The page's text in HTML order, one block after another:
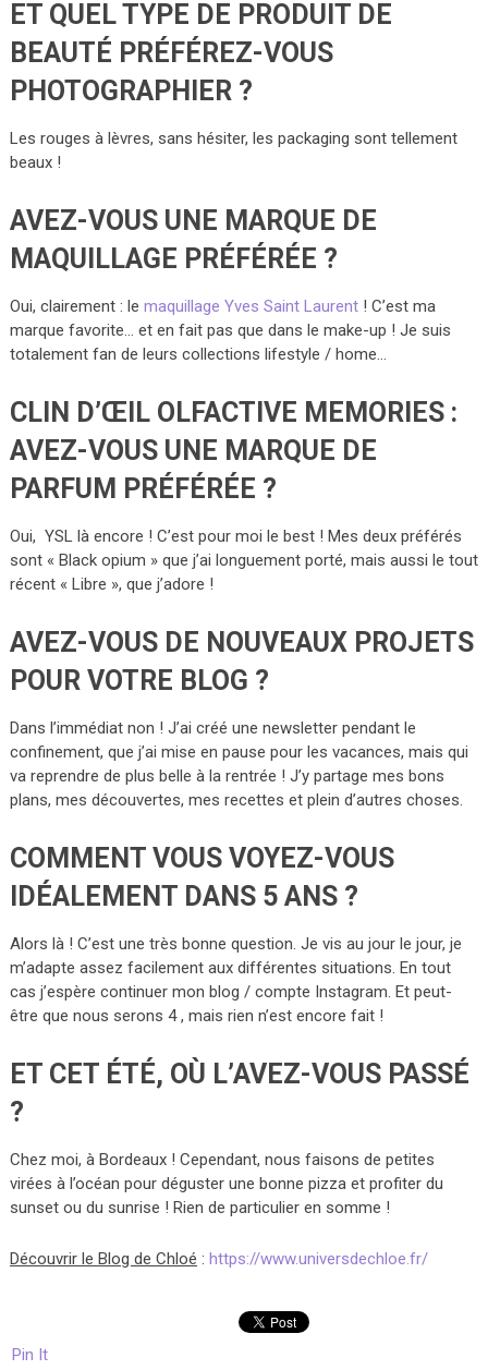
ET QUEL TYPE DE PRODUIT DE
BEAUTÉ PRÉFÉREZ-VOUS
PHOTOGRAPHIER ?
Les rouges à lèvres, sans hésiter, les packaging sont tellement
beaux !
AVEZ-VOUS UNE MARQUE DE
MAQUILLAGE PRÉFÉRÉE ?
Oui, clairement : le maquillage Yves Saint Laurent! C’est ma
marque favorite… et en fait pas que dans le make-up ! Je suis
totalement fan de leurs collections lifestyle / home…
CLIN D’ŒIL OLFACTIVE MEMORIES :
AVEZ-VOUS UNE MARQUE DE
PARFUM PRÉFÉRÉE ?
Oui, YSL là encore ! C’est pour moi le best ! Mes deux préférés
sont « Black opium » que j’ai longuement porté, mais aussi le tout
récent « Libre », que j’adore !
AVEZ-VOUS DE NOUVEAUX PROJETS
POUR VOTRE BLOG ?
Dans l’immédiat non ! J’ai créé une newsletter pendant le
confinement, que j’ai mise en pause pour les vacances, mais qui
va reprendre de plus belle à la rentrée ! J’y partage mes bons
plans, mes découvertes, mes recettes et plein d’autres choses.
COMMENT VOUS VOYEZ-VOUS
IDÉALEMENT DANS 5 ANS ?
Alors là ! C’est une très bonne question. Je vis au jour le jour, je
m’adapte assez facilement aux différentes situations. En tout
cas j’espère continuer mon blog / compte Instagram. Et peut-
être que nous serons 4 , mais rien n’est encore fait !
ET CET ÉTÉ, OÙ L’AVEZ-VOUS PASSÉ
?
Chez moi, à Bordeaux ! Cependant, nous faisons de petites
virées à l’océan pour déguster une bonne pizza et profiter du
sunset ou du sunrise ! Rien de particulier en somme !
Découvrir le Blog de Chloé : https://www.universdechloe.fr/
Pin It